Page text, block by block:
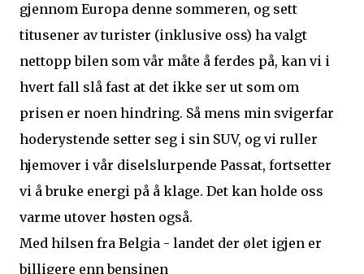
gjennom Europa denne sommeren, og sett
titusener av turister (inklusive oss) ha valgt
nettopp bilen som vår måte å ferdes på, kan vi i
hvert fall slå fast at det ikke ser ut som om
prisen er noen hindring. Så mens min svigerfar
hoderystende setter seg i sin SUV, og vi ruller
hjemover i vår diselslurpende Passat, fortsetter
vi å bruke energi på å klage. Det kan holde oss
varme utover høsten også.
Med hilsen fra Belgia - landet der ølet igjen er
billigere enn bensinen